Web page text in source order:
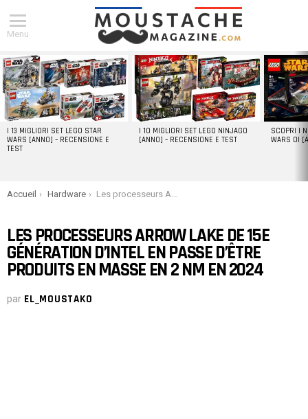
Menu
DERNIERS
ARTICLES
I 13 MIGLIORI SET LEGO STAR
WARS [ANNO] – RECENSIONE E
TEST
I 10 MIGLIORI SET LEGO NINJAGO
[ANNO] – RECENSIONE E TEST
SCOPRI I
WARS DI
You are here:
Accueil Hardware Les processeurs Arrow Lake de 15e génération d’Intel en passe d’être produits en masse en 2 nm en 2024
LES PROCESSEURS ARROW LAKE DE 15E
GÉNÉRATION D’INTEL EN PASSE D’ÊTRE
PRODUITS EN MASSE EN 2 NM EN 2024
par EL_MOUSTAKO